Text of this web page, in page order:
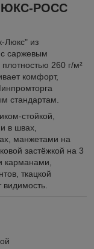
РОСС
Люкс" из
саржевым
260 г/м²
комфорт,
стандартам.
стойкой,
в швах,
манжетами на
застёжкой на 3
карманами,
ткацкой